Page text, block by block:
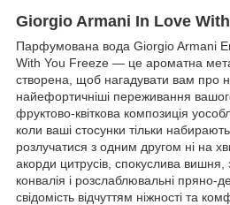
Giorgio Armani In Love
Парфумована вода Giorgio Armani
With You Freeze — це ароматна
створена, щоб нагадувати вам про
найефортичніші переживання
фруктово-квіткова композиція
коли ваші стосунки тільки
розлучатися з одним другом ні на
акорди цитрусів, спокуслива вишня,
конвалія і розслаблювальні пряно-
свідомість відчуттям ніжності та